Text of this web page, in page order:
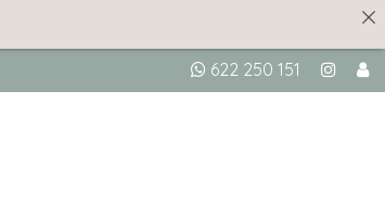
622 250 151